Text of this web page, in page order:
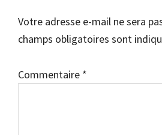
lecteur
Votre adresse e-mail ne sera
champs obligatoires sont
Commentaire *